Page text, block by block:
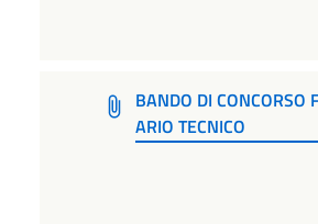
BANDO DI CONCORSO
ARIO TECNICO